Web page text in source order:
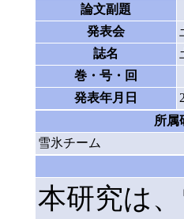
論文副題
発表会
誌名
巻・号・回
発表年月日
所属
雪氷チーム
本研究は